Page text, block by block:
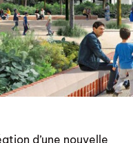
d’une nouvelle